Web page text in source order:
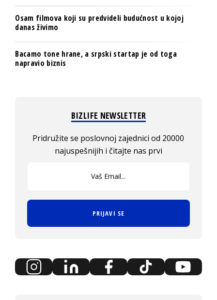
Osam filmova koji su predvideli budućnost u kojoj
danas živimo
Bacamo tone hrane, a srpski startap je od toga
napravio biznis
BIZLIFE NEWSLETTER
Pridružite se poslovnoj zajednici od 20000
najuspešnijih i čitajte nas prvi
PRIJAVI SE